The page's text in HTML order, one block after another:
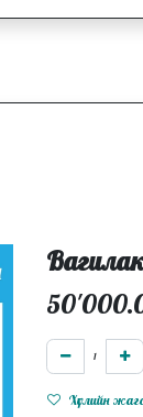
Хүслийн